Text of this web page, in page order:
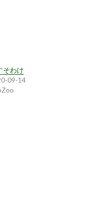
そわけ
09-14